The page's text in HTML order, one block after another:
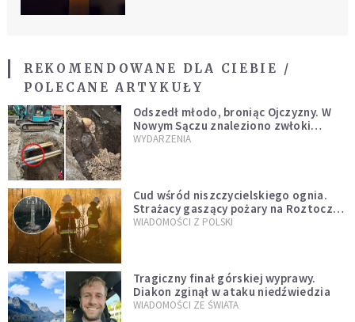
REKOMENDOWANE DLA CIEBIE /
POLECANE ARTYKUŁY
Odszedł młodo, broniąc Ojczyzny. W
Nowym Sączu znaleziono zwłoki
mężczyzny z czasów potopu
WYDARZENIA
Cud wśród niszczycielskiego ognia.
Strażacy gaszący pożary na Roztoczu
opublikowali niezwykłe zdjęcie
WIADOMOŚCI Z POLSKI
Tragiczny finał górskiej wyprawy.
Diakon zginął w ataku niedźwiedzia
WIADOMOŚCI ZE ŚWIATA